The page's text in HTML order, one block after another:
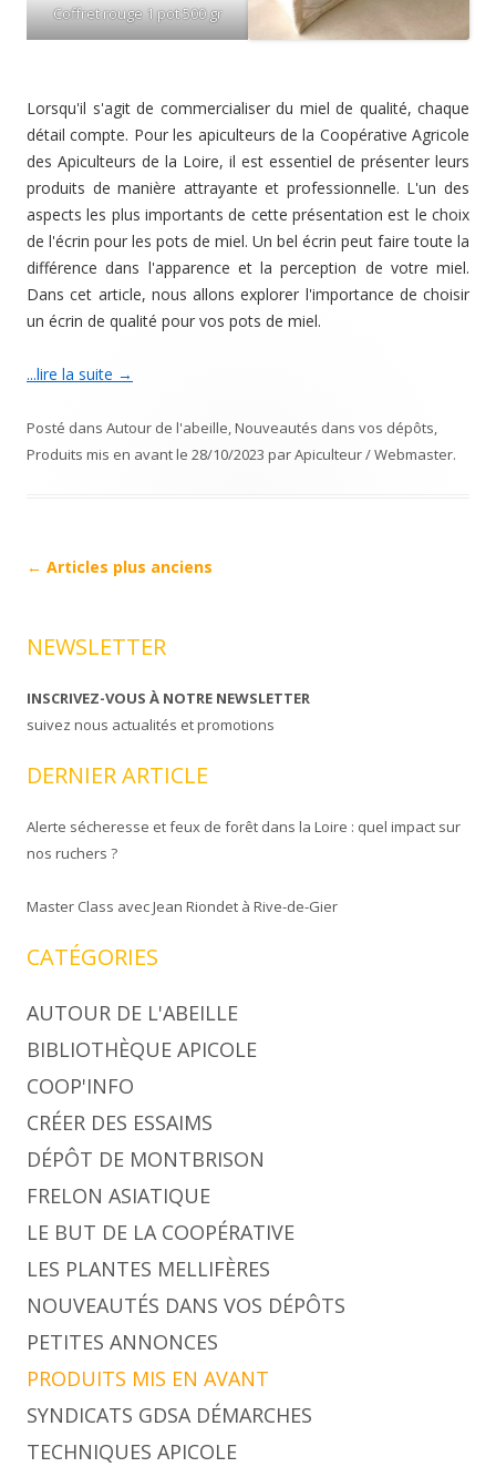
Coffret rouge 1 pot 500 gr
Lorsqu'il s'agit de commercialiser du miel de qualité, chaque
détail compte. Pour les apiculteurs de la Coopérative Agricole
des Apiculteurs de la Loire, il est essentiel de présenter leurs
produits de manière attrayante et professionnelle. L'un des
aspects les plus importants de cette présentation est le choix
de l'écrin pour les pots de miel. Un bel écrin peut faire toute la
différence dans l'apparence et la perception de votre miel.
Dans cet article, nous allons explorer l'importance de choisir
un écrin de qualité pour vos pots de miel.
...lire la suite →
Posté dans Autour de l'abeille Nouveautés dans vos dépôts
Produits mis en avantle 28/10/2023 parApiculteur / Webmaster.
Navigation
← Articles plus anciens
NEWSLETTER
INSCRIVEZ-VOUS À NOTRE NEWSLETTER
suivez nous actualités et promotions
DERNIER ARTICLE
Alerte sécheresse et feux de forêt dans la Loire : quel impact sur
nos ruchers ?
Master Class avec Jean Riondet à Rive-de-Gier
CATÉGORIES
AUTOUR DE L'ABEILLE
BIBLIOTHÈQUE APICOLE
COOP'INFO
CRÉER DES ESSAIMS
DÉPÔT DE MONTBRISON
FRELON ASIATIQUE
LE BUT DE LA COOPÉRATIVE
LES PLANTES MELLIFÈRES
NOUVEAUTÉS DANS VOS DÉPÔTS
PETITES ANNONCES
PRODUITS MIS EN AVANT
SYNDICATS GDSA DÉMARCHES
TECHNIQUES APICOLE